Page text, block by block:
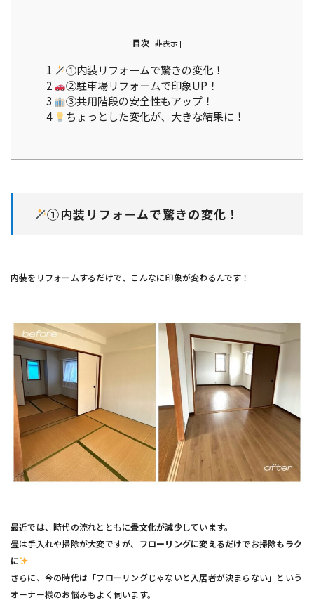
目次 [非表示]
1
①内装リフォームで驚きの変化！
2
②駐車場リフォームで印象UP！
3
③共用階段の安全性もアップ！
4
ちょっとした変化が、大きな結果に！
①内装リフォームで驚きの変化！
内装をリフォームするだけで、こんなに印象が変わるんです！
最近では、時代の流れとともに畳文化が減少しています。
畳は手入れや掃除が大変ですが、 フローリングに変えるだけでお掃除もラク
に
さらに、今の時代は「フローリングじゃないと入居者が決まらない」という
オーナー様のお悩みもよく伺います。